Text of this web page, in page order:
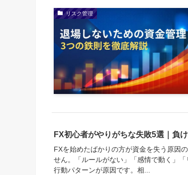
リスク管理
FX初心者がやりがちな失敗5選｜負
FXを始めたばかりの方が資金を失う原因
せん。「ルールがない」「感情で動く」
行動パターンが原因です。相...